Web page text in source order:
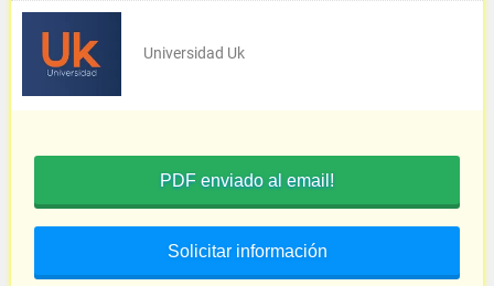
Universidad Uk
PDF enviado al email!
Solicitar información